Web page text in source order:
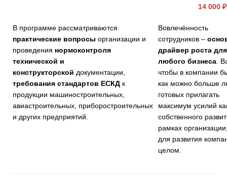
14 000 ₽
В программе рассматриваются
практические вопросы организации и
проведения нормоконтроля
технической и
конструкторской документации,
требования стандартов ЕСКД к
продукции машиностроительных,
авиастроительных, приборостроительных
и других предприятий.
Вовлечённость
сотрудников –
драйвер роста для
любого бизнеса .
чтобы в компании
как можно больше
готовых прилагать
максимум усилий
собственного
рамках
для развития
целом.